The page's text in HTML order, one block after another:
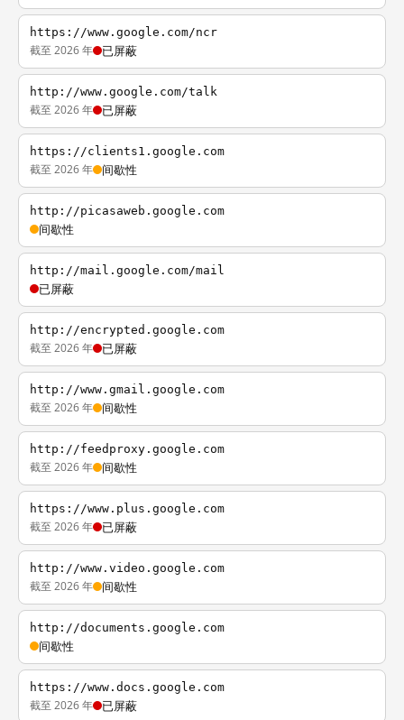
https://www.google.com/ncr
截至 2026 年 已屏蔽
http://www.google.com/talk
截至 2026 年 已屏蔽
https://clients1.google.com
截至 2026 年 间歇性
http://picasaweb.google.com
间歇性
http://mail.google.com/mail
已屏蔽
http://encrypted.google.com
截至 2026 年 已屏蔽
http://www.gmail.google.com
截至 2026 年 间歇性
http://feedproxy.google.com
截至 2026 年 间歇性
https://www.plus.google.com
截至 2026 年 已屏蔽
http://www.video.google.com
截至 2026 年 间歇性
http://documents.google.com
间歇性
https://www.docs.google.com
截至 2026 年 已屏蔽